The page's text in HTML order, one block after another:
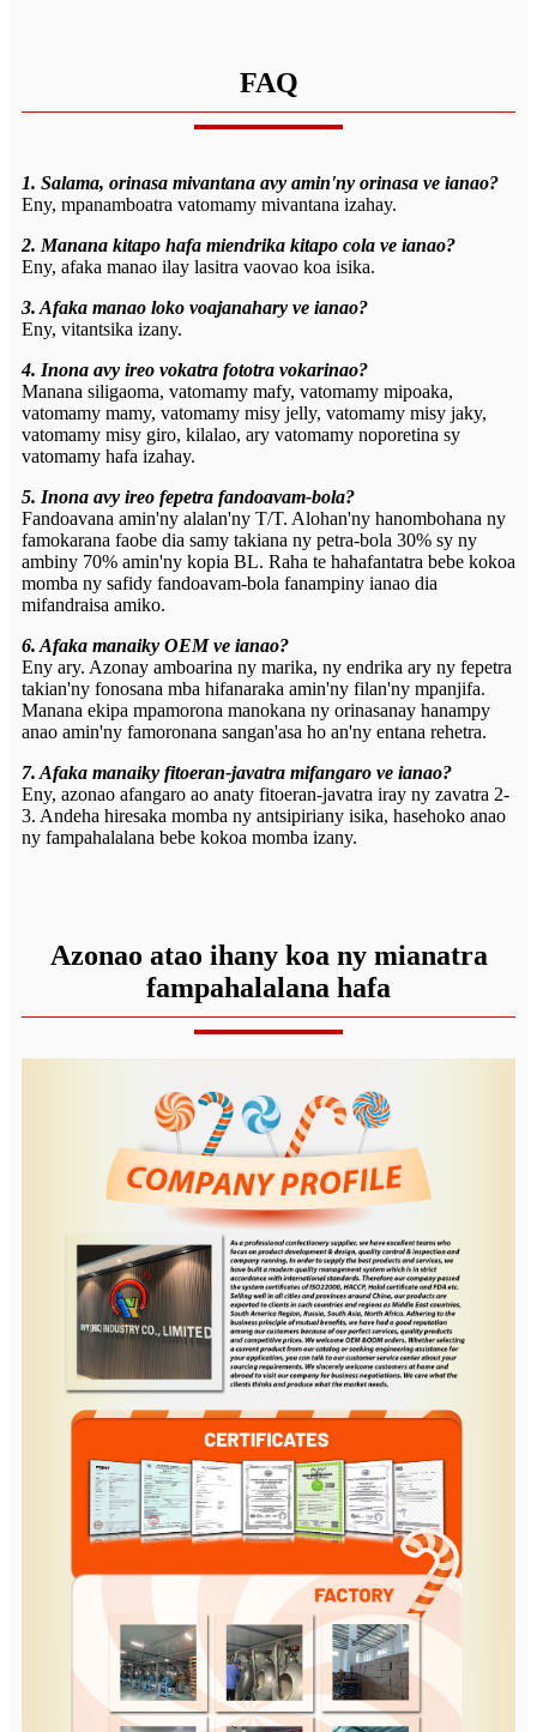
FAQ
1. Salama, orinasa mivantana avy amin'ny orinasa ve ianao?
Eny, mpanamboatra vatomamy mivantana izahay.
2. Manana kitapo hafa miendrika kitapo cola ve ianao?
Eny, afaka manao ilay lasitra vaovao koa isika.
3. Afaka manao loko voajanahary ve ianao?
Eny, vitantsika izany.
4. Inona avy ireo vokatra fototra vokarinao?
Manana siligaoma, vatomamy mafy, vatomamy mipoaka,
vatomamy mamy, vatomamy misy jelly, vatomamy misy jaky,
vatomamy misy giro, kilalao, ary vatomamy noporetina sy
vatomamy hafa izahay.
5. Inona avy ireo fepetra fandoavam-bola?
Fandoavana amin'ny alalan'ny T/T. Alohan'ny hanombohana ny
famokarana faobe dia samy takiana ny petra-bola 30% sy ny
ambiny 70% amin'ny kopia BL. Raha te hahafantatra bebe kokoa
momba ny safidy fandoavam-bola fanampiny ianao dia
mifandraisa amiko.
6. Afaka manaiky OEM ve ianao?
Eny ary. Azonay amboarina ny marika, ny endrika ary ny fepetra
takian'ny fonosana mba hifanaraka amin'ny filan'ny mpanjifa.
Manana ekipa mpamorona manokana ny orinasanay hanampy
anao amin'ny famoronana sangan'asa ho an'ny entana rehetra.
7. Afaka manaiky fitoeran-javatra mifangaro ve ianao?
Eny, azonao afangaro ao anaty fitoeran-javatra iray ny zavatra 2-
3. Andeha hiresaka momba ny antsipiriany isika, hasehoko anao
ny fampahalalana bebe kokoa momba izany.
Azonao atao ihany koa ny mianatra
fampahalalana hafa